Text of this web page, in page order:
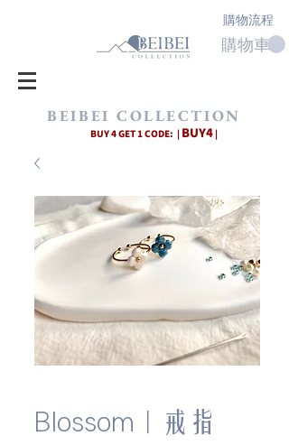
購物流程
購物車
BEIBEI COLLECTION
BUY 4 GET 1 CODE: | BUY4|
Blossom｜戒指